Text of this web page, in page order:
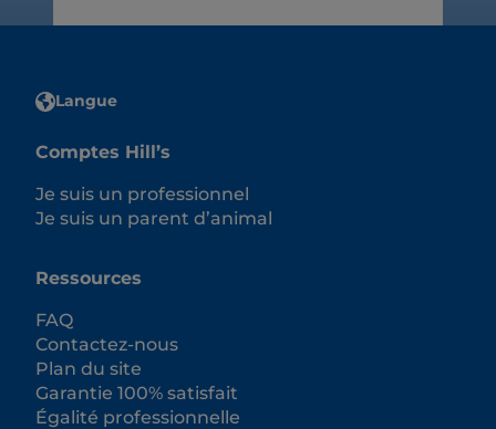
Langue
Comptes Hill’s
Je suis un professionnel
Je suis un parent d’animal
Ressources
FAQ
Contactez-nous
Plan du site
Garantie 100% satisfait
Égalité professionnelle